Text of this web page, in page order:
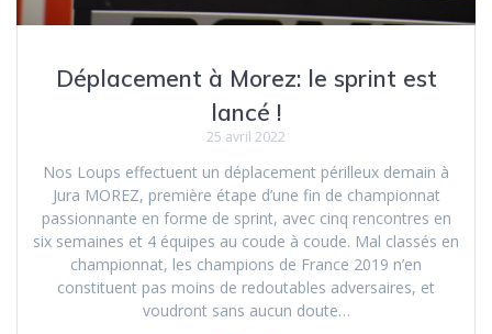
Déplacement à Morez: le sprint est
lancé !
25 avril 2022
Nos Loups effectuent un déplacement périlleux demain à
Jura MOREZ, première étape d’une fin de championnat
passionnante en forme de sprint, avec cinq rencontres en
six semaines et 4 équipes au coude à coude. Mal classés en
championnat, les champions de France 2019 n’en
constituent pas moins de redoutables adversaires, et
voudront sans aucun doute…